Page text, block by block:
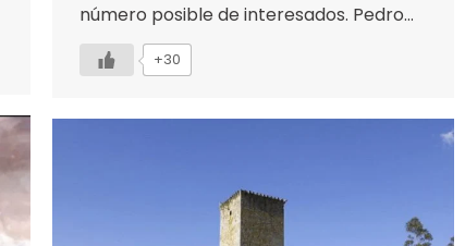
número posible de interesados. Pedro…
+30